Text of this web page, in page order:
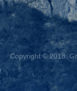
Copyright © 2018.
Design byEA93